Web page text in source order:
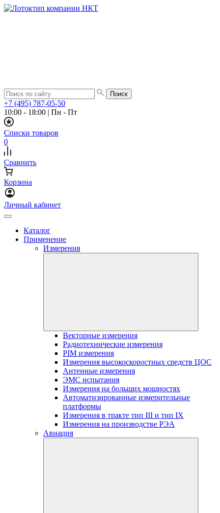
+7 (495) 787-05-50
10:00 - 18:00 | Пн - Пт
Списки товаров
0
Сравнить
Корзина
Личный кабинет
Каталог
Применение
Измерения
Векторные измерения
Радиотехнические измерения
PIM измерения
Измерения высокоскоростных средств ЦОС
Антенные измерения
ЭМС испытания
Измерения на больших мощностях
Автоматизированные измерительные
платформы
Измерения в тракте тип III и тип IX
Измерения на производстве РЭА
Авиация